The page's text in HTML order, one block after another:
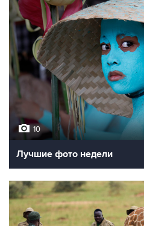
10
Лучшие фото недели